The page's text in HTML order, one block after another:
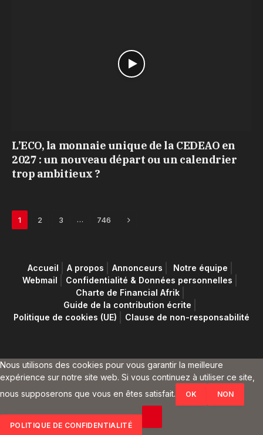
L’ECO, la monnaie unique de la CEDEAO en
2027 : un nouveau départ ou un calendrier
trop ambitieux ?
1 2 3 … 746 Next
Accueil A propos Annonceurs
Notre équipe
Webmail
Confidentialité & Données personnelles
Charte de Financial Afrik
Guide de la contribution écrite
Politique de cookies (UE)
Clause de non-responsabilité
Nous utilisons des cookies pour vous garantir la meilleure
expérience sur notre site web. Si vous continuez à utiliser ce site,
nous supposerons que vous en êtes satisfait.
OK NON
POLITIQUE DE CONFIDENTIALITÉ